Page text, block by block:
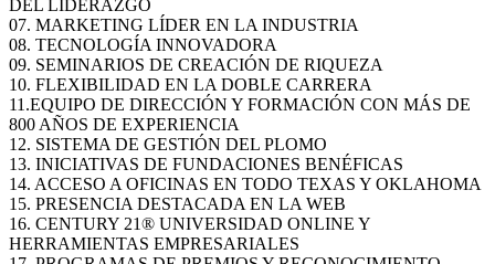
DEL LIDERAZGO
07. MARKETING LÍDER EN LA INDUSTRIA
08. TECNOLOGÍA INNOVADORA
09. SEMINARIOS DE CREACIÓN DE RIQUEZA
10. FLEXIBILIDAD EN LA DOBLE CARRERA
11.EQUIPO DE DIRECCIÓN Y FORMACIÓN CON MÁS DE
800 AÑOS DE EXPERIENCIA
12. SISTEMA DE GESTIÓN DEL PLOMO
13. INICIATIVAS DE FUNDACIONES BENÉFICAS
14. ACCESO A OFICINAS EN TODO TEXAS Y OKLAHOMA
15. PRESENCIA DESTACADA EN LA WEB
16. CENTURY 21® UNIVERSIDAD ONLINE Y
HERRAMIENTAS EMPRESARIALES